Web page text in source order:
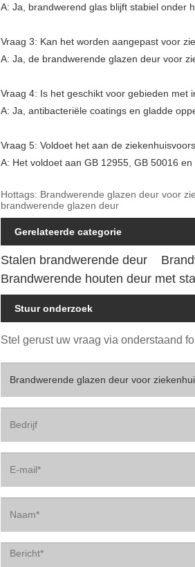
A: Ja, brandwerend glas blijft stabiel onder
Vraag 3: Kan het worden aangepast voor
A: Ja, de brandwerende glazen deur voor
Vraag 4: Is het geschikt voor gebieden met
A: Ja, antibacteriële coatings en gladde
Vraag 5: Voldoet het aan de
A: Het voldoet aan GB 12955, GB 50016
Hottags: Brandwerende glazen deur voor
brandwerende glazen deur
Gerelateerde categorie
Stalen brandwerende deur
Brandwerende houten deur met
Stuur onderzoek
Stel gerust uw vraag via onderstaand